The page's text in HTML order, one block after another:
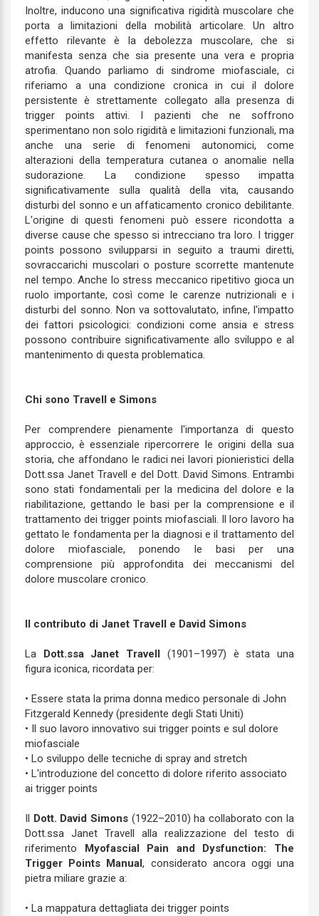
Inoltre, inducono una significativa rigidità muscolare che
porta a limitazioni della mobilità articolare. Un altro
effetto rilevante è la debolezza muscolare, che si
manifesta senza che sia presente una vera e propria
atrofia. Quando parliamo di sindrome miofasciale, ci
riferiamo a una condizione cronica in cui il dolore
persistente è strettamente collegato alla presenza di
trigger points attivi. I pazienti che ne soffrono
sperimentano non solo rigidità e limitazioni funzionali, ma
anche una serie di fenomeni autonomici, come
alterazioni della temperatura cutanea o anomalie nella
sudorazione. La condizione spesso impatta
significativamente sulla qualità della vita, causando
disturbi del sonno e un affaticamento cronico debilitante.
L'origine di questi fenomeni può essere ricondotta a
diverse cause che spesso si intrecciano tra loro. I trigger
points possono svilupparsi in seguito a traumi diretti,
sovraccarichi muscolari o posture scorrette mantenute
nel tempo. Anche lo stress meccanico ripetitivo gioca un
ruolo importante, così come le carenze nutrizionali e i
disturbi del sonno. Non va sottovalutato, infine, l'impatto
dei fattori psicologici: condizioni come ansia e stress
possono contribuire significativamente allo sviluppo e al
mantenimento di questa problematica.
Chi sono Travell e Simons
Per comprendere pienamente l'importanza di questo
approccio, è essenziale ripercorrere le origini della sua
storia, che affondano le radici nei lavori pionieristici della
Dott.ssa Janet Travell e del Dott. David Simons. Entrambi
sono stati fondamentali per la medicina del dolore e la
riabilitazione, gettando le basi per la comprensione e il
trattamento dei trigger points miofasciali. Il loro lavoro ha
gettato le fondamenta per la diagnosi e il trattamento del
dolore miofasciale, ponendo le basi per una
comprensione più approfondita dei meccanismi del
dolore muscolare cronico.
Il contributo di Janet Travell e David Simons
La Dott.ssa Janet Travell (1901–1997) è stata una
figura iconica, ricordata per:
• Essere stata la prima donna medico personale di John
Fitzgerald Kennedy (presidente degli Stati Uniti)
• Il suo lavoro innovativo sui trigger points e sul dolore
miofasciale
• Lo sviluppo delle tecniche di spray and stretch
• L'introduzione del concetto di dolore riferito associato
ai trigger points
Il Dott. David Simons(1922–2010) ha collaborato con la
Dott.ssa Janet Travell alla realizzazione del testo di
riferimento Myofascial Pain and Dysfunction: The
Trigger Points Manual, considerato ancora oggi una
pietra miliare grazie a:
• La mappatura dettagliata dei trigger points